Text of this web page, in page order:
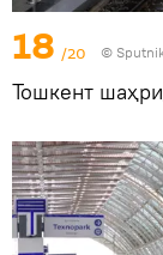
18 /20 ©
Тошкент